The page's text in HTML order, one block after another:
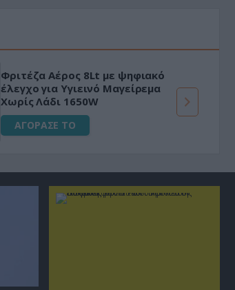
«Μαγική» φόρμουλα τριβόλι + VIP
για αύξηση της λίμπιντο
ΑΓΟΡΑΣΕ ΤΟ